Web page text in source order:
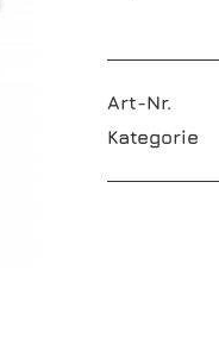
Art-Nr.
Kategorie